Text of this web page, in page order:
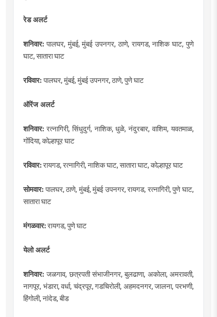
रेड अलर्ट
शनिवार: पालघर, मुंबई, मुंबई उपनगर, ठाणे, रायगड, नाशिक घाट, पुणे
घाट, सातारा घाट
रविवार:पालघर, मुंबई, मुंबई उपनगर, ठाणे, पुणे घाट
ऑरेंज अलर्ट
शनिवार: रत्नागिरी, सिंधुदुर्ग, नाशिक, धुळे, नंदुरबार, वाशिम, यवतमाळ,
गोंदिया, कोल्हापूर घाट
रविवार:रायगड, रत्नागिरी, नाशिक घाट, सातारा घाट, कोल्हापूर घाट
सोमवार:पालघर, ठाणे, मुंबई, मुंबई उपनगर, रायगड, रत्नागिरी, पुणे घाट,
सातारा घाट
मंगळवार:रायगड, पुणे घाट
येलो अलर्ट
शनिवार:जळगाव, छत्रपती संभाजीनगर, बुलढाणा, अकोला, अमरावती,
नागपूर, भंडारा, वर्धा, चंद्रपूर, गडचिरोली, अहमदनगर, जालना, परभणी,
हिंगोली, नांदेड, बीड